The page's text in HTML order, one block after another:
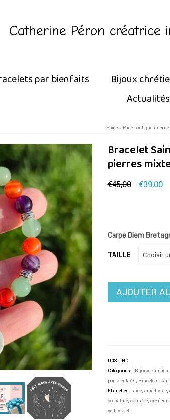
Catherine Péron créatrice
par bienfaits Bijoux
Actualités
Home » Page boutique interne
Bracelet
pierres
€45,00 Le
€39,00Le
Carpe Diem
TAILLE Choisir
AJOUTER
UGS : ND
Catégories : Bijoux chrétiens
par bienfaits, Bracelets par
Étiquettes : aide, améthyste,
cornaline, courage, créateur
vert, violet